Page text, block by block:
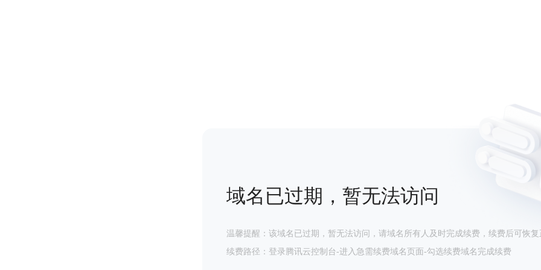
域名已过期，暂无法访问
温馨提醒：该域名已过期，暂无法访问，请域名所有人及时完成续费，续费后可恢复
续费路径：登录腾讯云控制台-进入急需续费域名页面-勾选续费域名完成续费